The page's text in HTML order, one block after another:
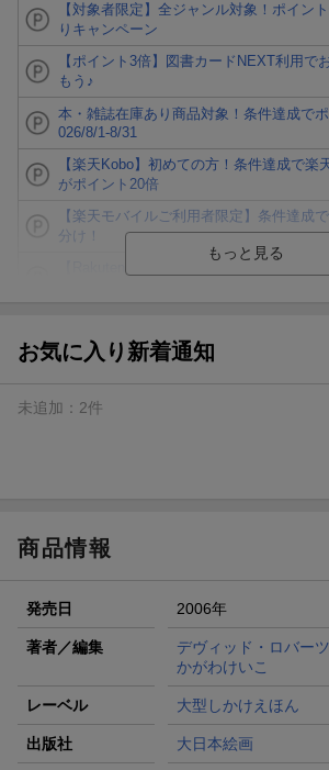
【対象者限定】全ジャンル対象！ポイン
りキャンペーン
【ポイント3倍】図書カードNEXT利用で
もう♪
本・雑誌在庫あり商品対象！条件達成で
026/8/1-8/31
【楽天Kobo】初めての方！条件達成で楽
がポイント20倍
【楽天モバイルご利用者限定】条件達成
分け！
が当たる！
楽天モバイル紹介キャンペーンの拡散で
条件達成で楽天限定・宝塚歌劇 宙組貸切
お気に入り新着通知
未追加： 2件
商品情報
発売日 2006年
著者／編集 デヴィッド・ロバーツ
かがわけいこ
レーベル 大型しかけえほん
出版社 大日本絵画